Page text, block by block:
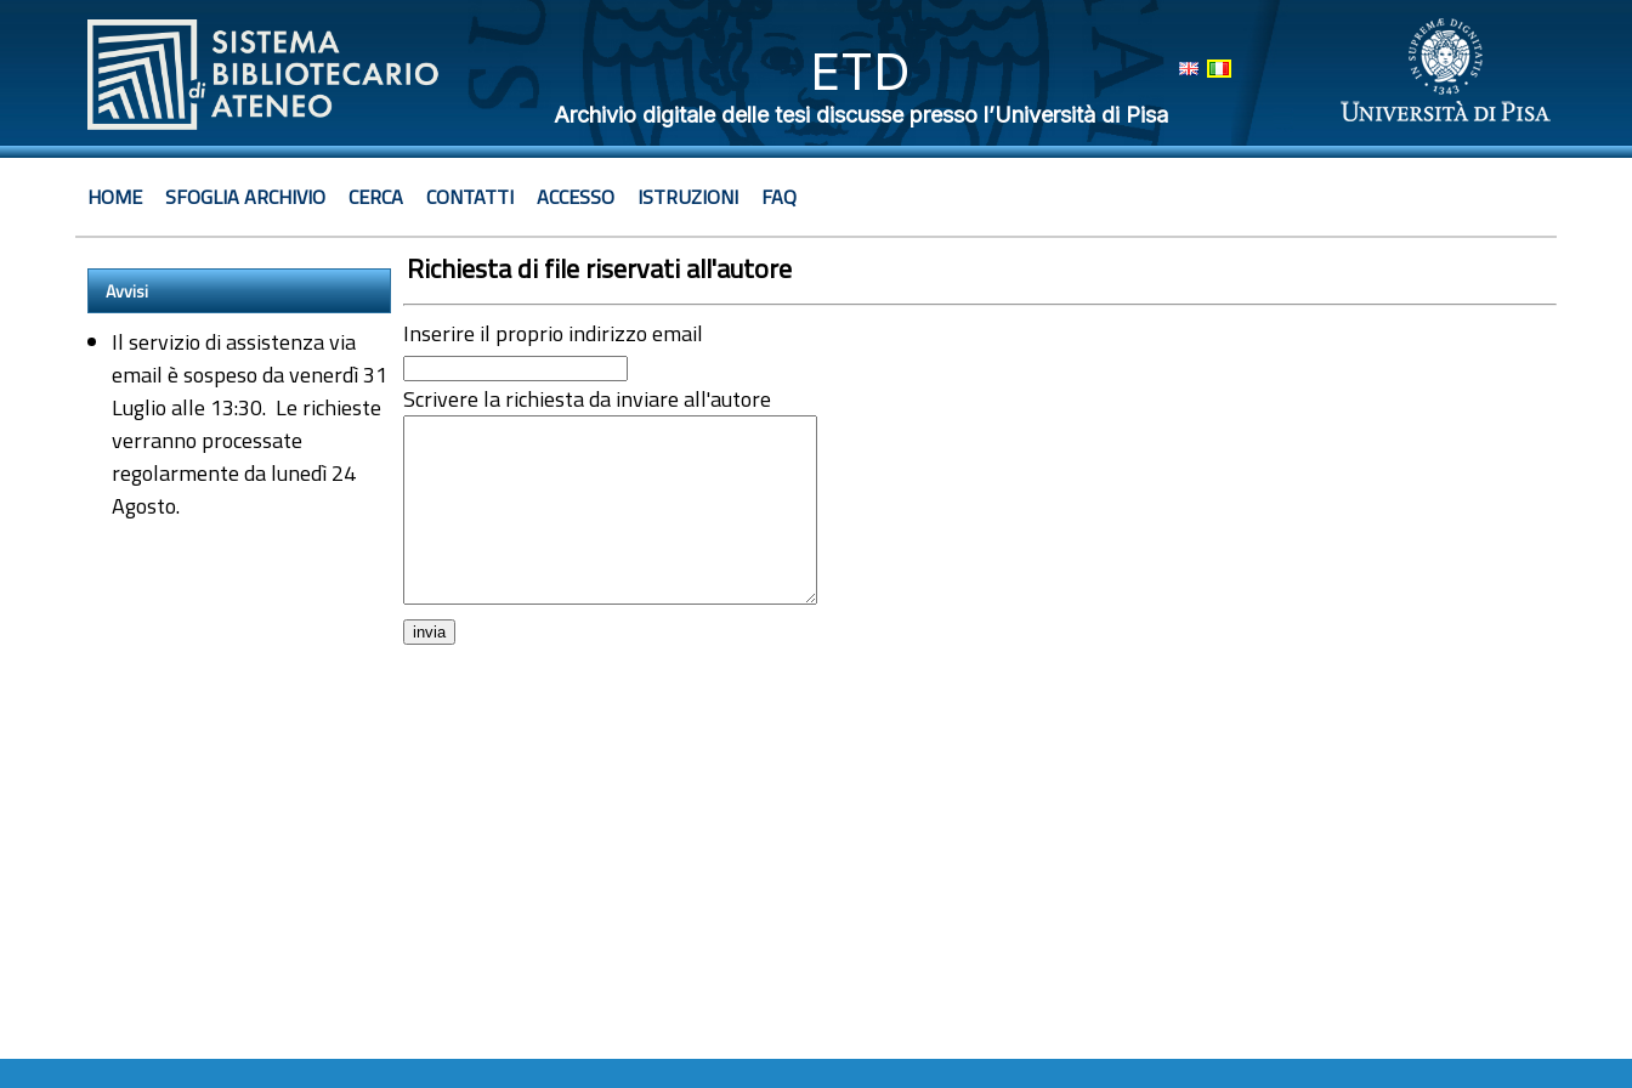
ETD
Archivio digitale delle tesi discusse presso l’Università di Pisa
HOME SFOGLIA ARCHIVIO CERCA CONTATTI ACCESSO ISTRUZIONI FAQ
Avvisi
Il servizio di assistenza via
email è sospeso da venerdì 31
Luglio alle 13:30. Le richieste
verranno processate
regolarmente da lunedì 24
Agosto.
Richiesta di file riservati all'autore
Inserire il proprio indirizzo email
Scrivere la richiesta da inviare all'autore